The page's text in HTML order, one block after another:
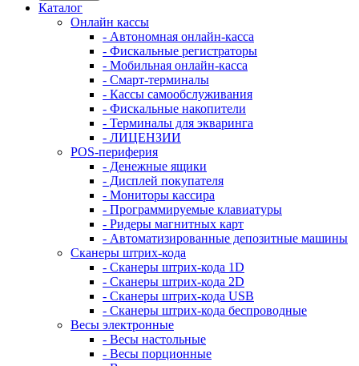
Каталог
Онлайн кассы
- Автономная онлайн-касса
- Фискальные регистраторы
- Мобильная онлайн-касса
- Смарт-терминалы
- Кассы самообслуживания
- Фискальные накопители
- Терминалы для экваринга
- ЛИЦЕНЗИИ
POS-периферия
- Денежные ящики
- Дисплей покупателя
- Мониторы кассира
- Программируемые клавиатуры
- Ридеры магнитных карт
- Автоматизированные депозитные машины
Сканеры штрих-кода
- Сканеры штрих-кода 1D
- Сканеры штрих-кода 2D
- Сканеры штрих-кода USB
- Сканеры штрих-кода беспроводные
Весы электронные
- Весы настольные
- Весы порционные